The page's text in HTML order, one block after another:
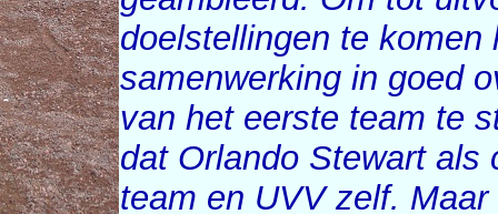
doelstellingen te
samenwerking in goed
van het eerste team te
dat Orlando Stewart als
team en UVV zelf.